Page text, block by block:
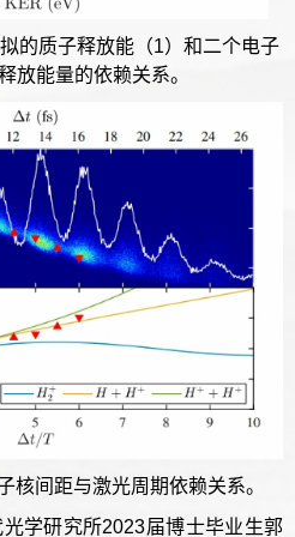
的质子释放能（1）和二个电子
放能量的依赖关系。
核间距与激光周期依赖关系。
学研究所2023届博士毕业生郭